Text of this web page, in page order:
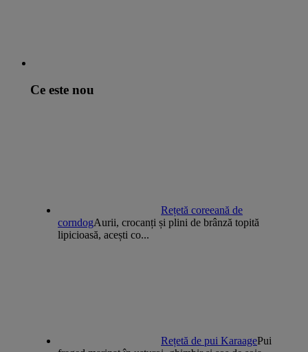
Ce este nou
Rețetă coreeană de
corndogAurii, crocanți și plini de brânză topită
lipicioasă, acești co...
Rețetă de pui KaraagePui